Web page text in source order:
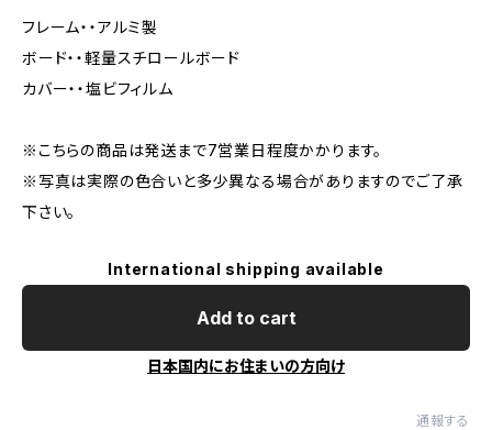
フレーム・・アルミ製
ボード・・軽量スチロールボード
カバー・・塩ビフィルム
※こちらの商品は発送まで7営業日程度かかります。
※写真は実際の色合いと多少異なる場合がありますのでご了承
下さい。
International shipping available
Add to cart
日本国内にお住まいの方向け
通報する